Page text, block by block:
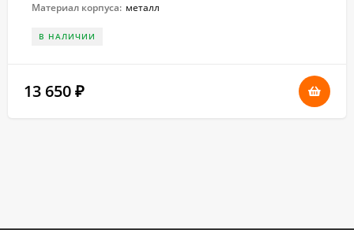
Материал корпуса: металл
В НАЛИЧИИ
13 650 ₽